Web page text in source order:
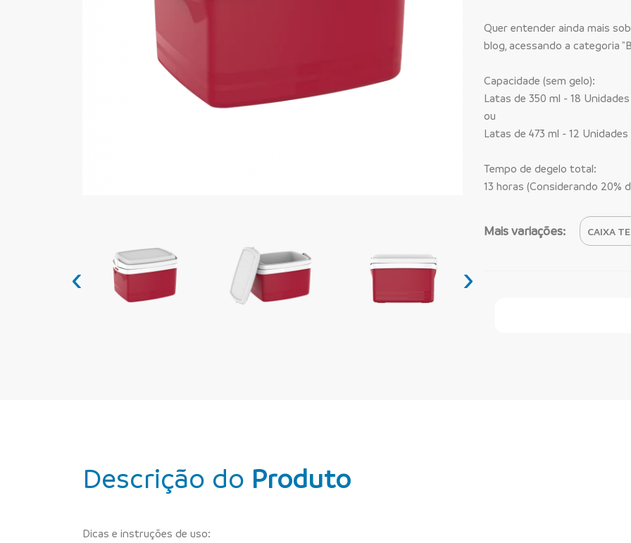
‹ ›
Quer entender ainda mais
blog, acessando a categoria
Capacidade (sem gelo):
Latas de 350 ml - 18 Unidades
ou
Latas de 473 ml - 12 Unidades
Tempo de degelo total:
13 horas (Considerando 20%
Mais variações:
Descrição do Produto
Dicas e instruções de uso: